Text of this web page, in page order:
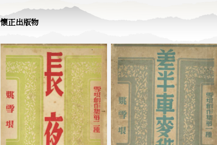
懷正出版物